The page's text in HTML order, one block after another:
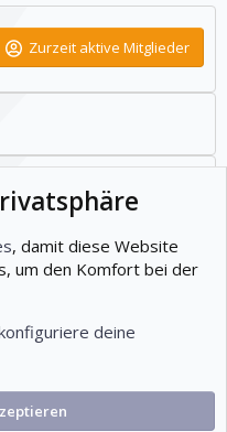
Zurzeit aktive Mitglieder
, damit diese Website
um den Komfort bei der
deine